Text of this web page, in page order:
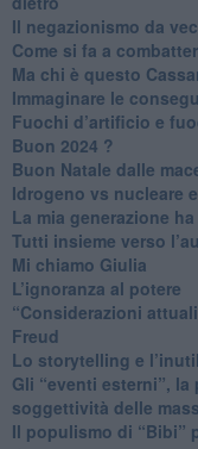
Il negazionismo da
Come si fa a
Ma chi è questo
Immaginare le
​Fuochi d’artificio e
Buon 2024 ?
​Buon Natale dalle
​Idrogeno vs nucleare
​La mia generazione
​Tutti insieme verso
Mi chiamo Giulia
L’ignoranza al potere
​“Considerazioni
Freud
​Lo storytelling e
​Gli “eventi esterni”, la
soggettività delle
​Il populismo di “Bibi”